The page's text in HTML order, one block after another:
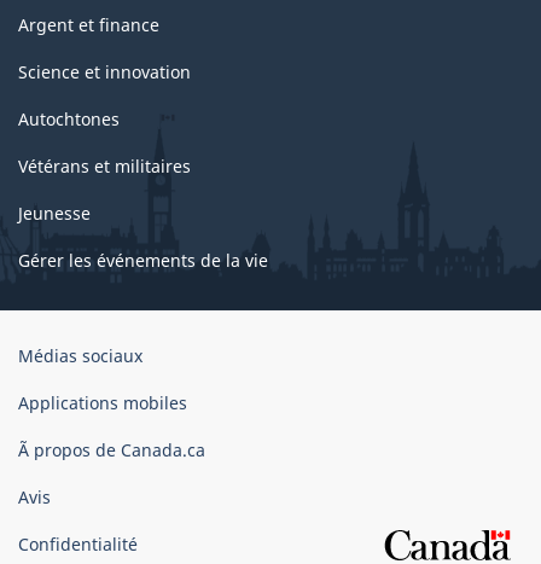
Argent et finance
Science et innovation
Autochtones
Vétérans et militaires
Jeunesse
Gérer les événements de la vie
Organisation
gouvernement
Canada
Médias sociaux
Applications mobiles
Ã propos de Canada.ca
Avis
Confidentialité